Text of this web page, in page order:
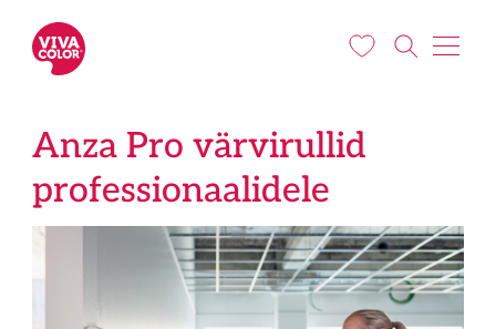
Anza Pro värvirullid
professionaalidele